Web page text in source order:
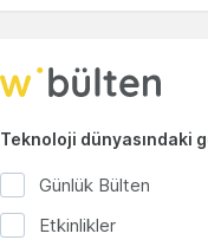
Teknoloji dünyasındaki
Günlük Bülten
Etkinlikler